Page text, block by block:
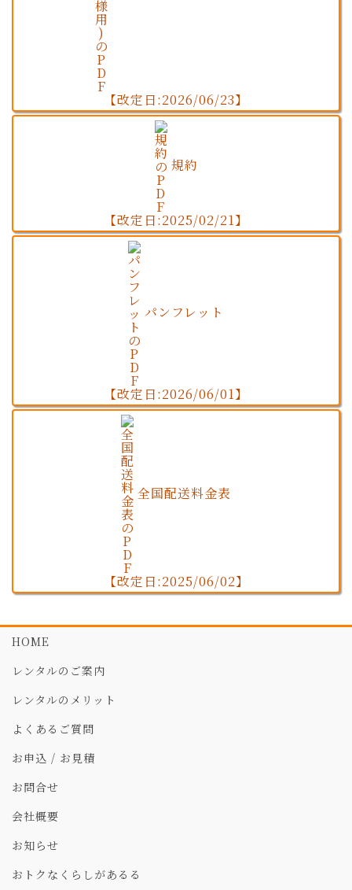
【改定日:2026/06/23】
規約
【改定日:2025/02/21】
パンフレット
【改定日:2026/06/01】
全国配送料金表
【改定日:2025/06/02】
HOME
レンタルのご案内
レンタルのメリット
よくあるご質問
お申込 / お見積
お問合せ
会社概要
お知らせ
おトクなくらしがあるる